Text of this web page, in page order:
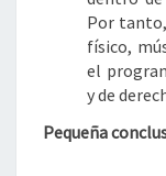
Por
físico,
el
y de
Pequeña